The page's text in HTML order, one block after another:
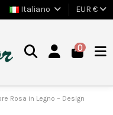
Italiano EUR €
0
Rosa in Legno – Design